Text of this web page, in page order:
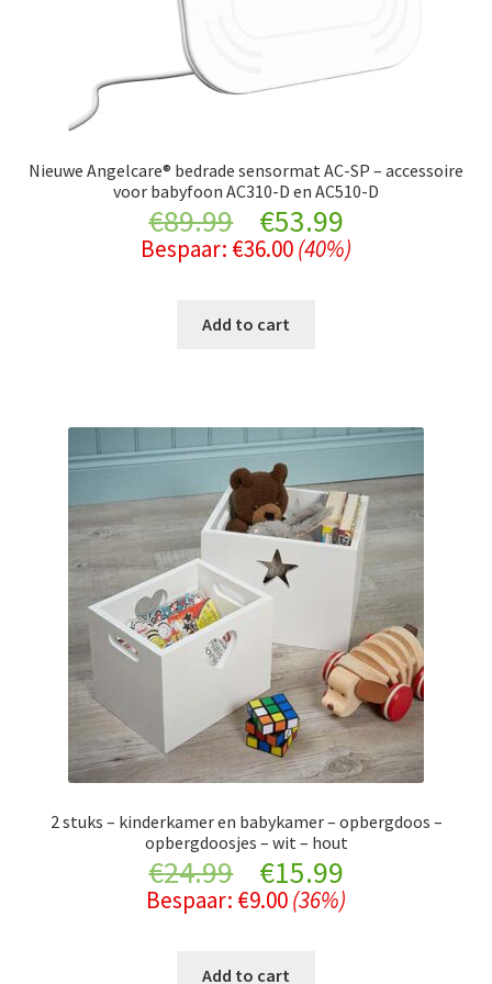
Nieuwe Angelcare® bedrade sensormat AC-SP – accessoire
voor babyfoon AC310-D en AC510-D
€89.99
Original
price
was:
€53.99Current
price
Bespaar: €36.00(40%)
Add to cart
2 stuks – kinderkamer en babykamer – opbergdoos –
opbergdoosjes – wit – hout
€24.99
Original
price
was:
€15.99Current
price
Bespaar: €9.00(36%)
Add to cart